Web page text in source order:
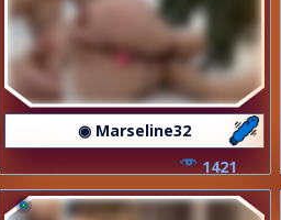
◉ Marseline32
1421